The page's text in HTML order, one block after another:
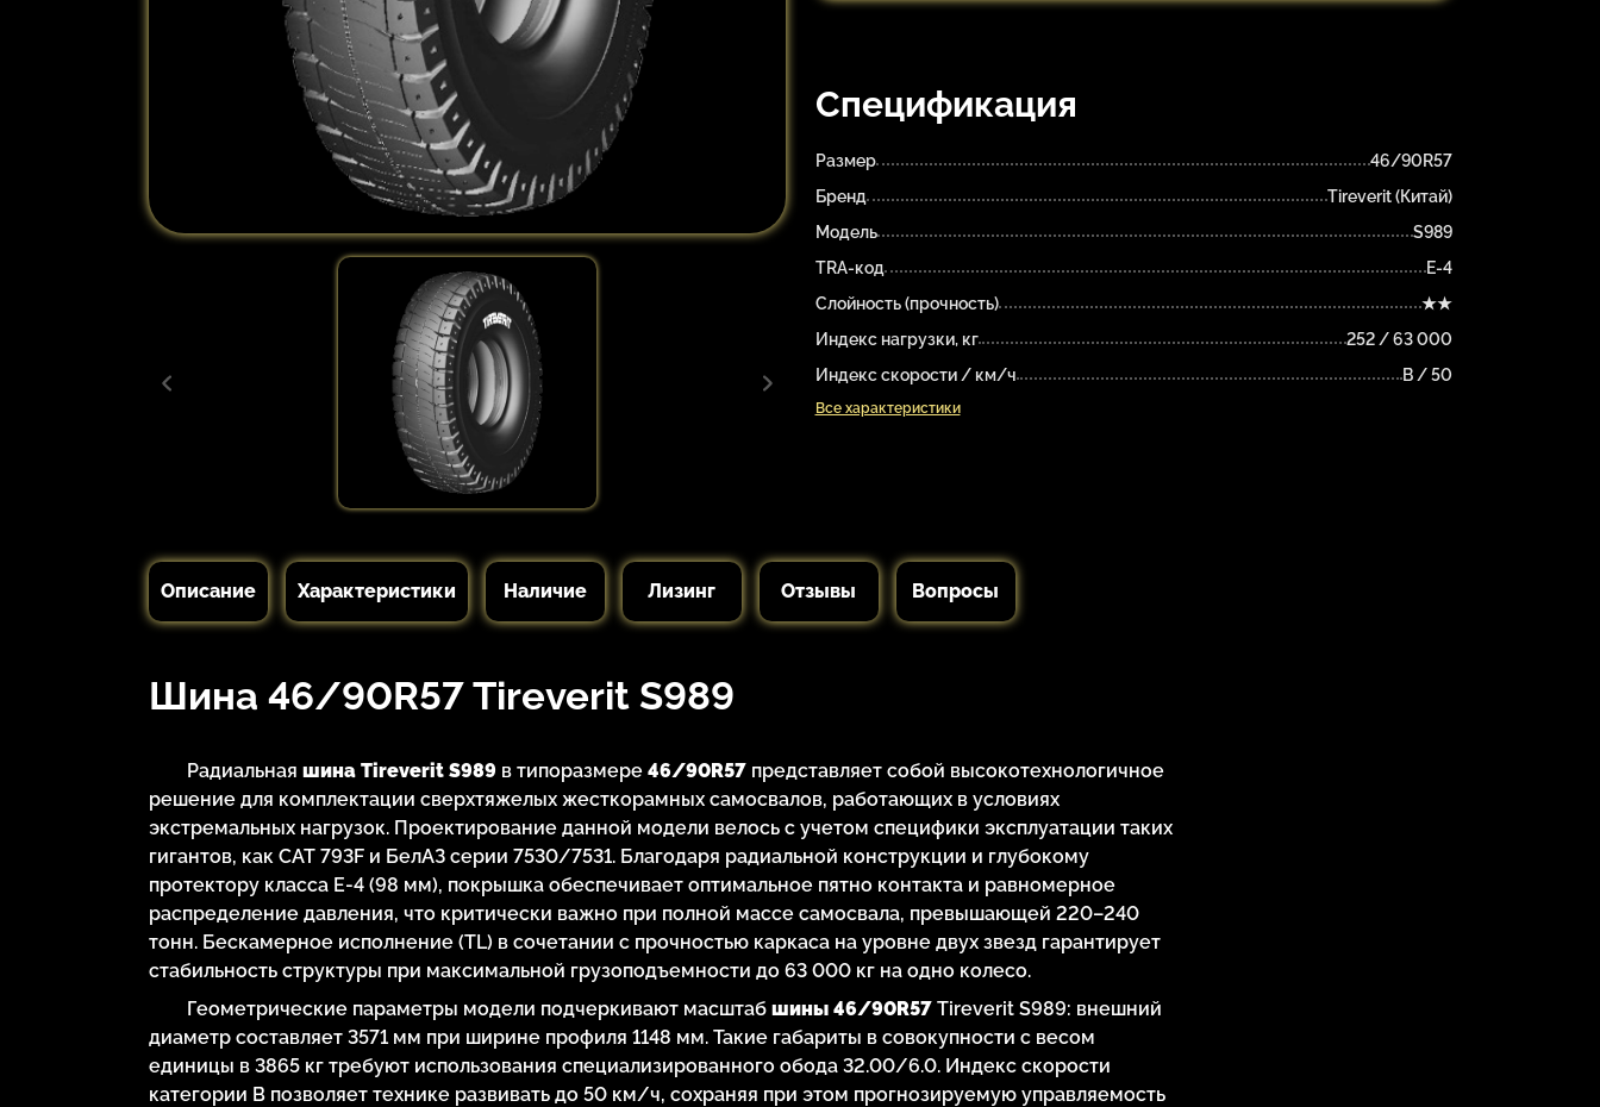
Спецификация
Размер
46/90R57
Бренд
Tireverit (Китай)
Модель
S989
TRA-код
E-4
Слойность (прочность)
★★
Индекс нагрузки, кг
252 / 63 000
Индекс скорости / км/ч
B / 50
Все характеристики
Описание Характеристики Наличие Лизинг Отзывы Вопросы
Шина 46/90R57 Tireverit S989
Радиальная шина Tireverit S989 в типоразмере 46/90R57представляет собой высокотехнологичное
решение для комплектации сверхтяжелых жесткорамных самосвалов, работающих в условиях
экстремальных нагрузок. Проектирование данной модели велось с учетом специфики эксплуатации таких
гигантов, как CAT 793F и БелАЗ серии 7530/7531. Благодаря радиальной конструкции и глубокому
протектору класса E-4 (98 мм), покрышка обеспечивает оптимальное пятно контакта и равномерное
распределение давления, что критически важно при полной массе самосвала, превышающей 220–240
тонн. Бескамерное исполнение (TL) в сочетании с прочностью каркаса на уровне двух звезд гарантирует
стабильность структуры при максимальной грузоподъемности до 63 000 кг на одно колесо.
Геометрические параметры модели подчеркивают масштаб шины 46/90R57Tireverit S989: внешний
диаметр составляет 3571 мм при ширине профиля 1148 мм. Такие габариты в совокупности с весом
единицы в 3865 кг требуют использования специализированного обода 32.00/6.0. Индекс скорости
категории B позволяет технике развивать до 50 км/ч, сохраняя при этом прогнозируемую управляемость